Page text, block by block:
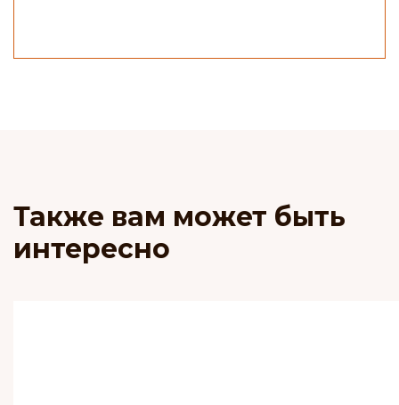
Также вам может быть
интересно